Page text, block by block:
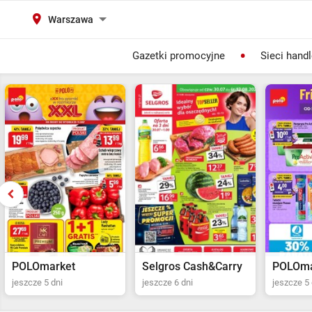
Warszawa
Gazetki promocyjne Sieci
Selgros Cash&Carry
jeszcze 6 dni
POLOmarket
jeszcze 5 dni
Netto
jeszcze 2